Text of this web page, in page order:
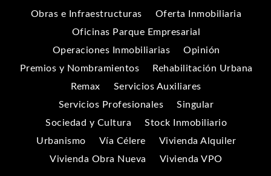
Obras e Infraestructuras
Oferta Inmobiliaria
Oficinas Parque Empresarial
Operaciones Inmobiliarias
Opinión
Premios y Nombramientos
Rehabilitación Urbana
Remax
Servicios Auxiliares
Servicios Profesionales
Singular
Sociedad y Cultura
Stock Inmobiliario
Urbanismo
Vía Célere
Vivienda Alquiler
Vivienda Obra Nueva
Vivienda VPO